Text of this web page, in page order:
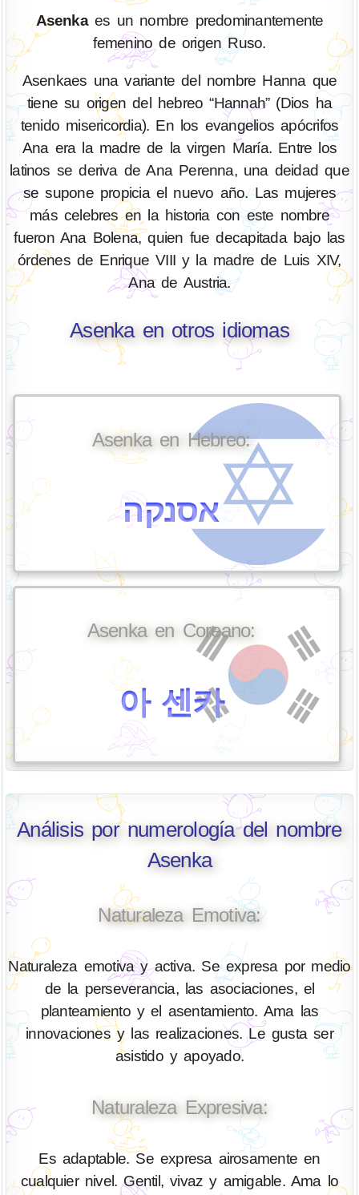
Asenkaes un nombre predominantemente
femenino de origen Ruso.
Asenkaes una variante del nombre Hanna que
tiene su origen del hebreo “Hannah” (Dios ha
tenido misericordia). En los evangelios apócrifos
Ana era la madre de la virgen María. Entre los
latinos se deriva de Ana Perenna, una deidad que
se supone propicia el nuevo año. Las mujeres
más celebres en la historia con este nombre
fueron Ana Bolena, quien fue decapitada bajo las
órdenes de Enrique VIII y la madre de Luis XIV,
Ana de Austria.
Asenka en otros idiomas
Asenka en Hebreo:
אסנקה
Asenka en Coreano:
아 센카
Análisis por numerología del nombre
Asenka
Naturaleza Emotiva:
Naturaleza emotiva y activa. Se expresa por medio
de la perseverancia, las asociaciones, el
planteamiento y el asentamiento. Ama las
innovaciones y las realizaciones. Le gusta ser
asistido y apoyado.
Naturaleza Expresiva:
Es adaptable. Se expresa airosamente en
cualquier nivel. Gentil, vivaz y amigable. Ama lo